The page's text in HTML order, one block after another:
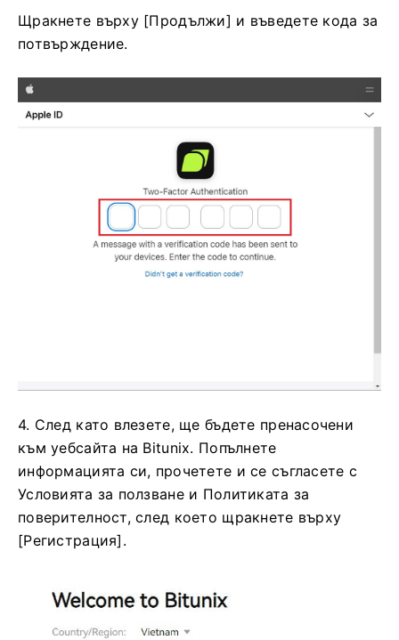
Щракнете върху [Продължи] и въведете кода за
потвърждение.
4. След като влезете, ще бъдете пренасочени
към уебсайта на Bitunix. Попълнете
информацията си, прочетете и се съгласете с
Условията за ползване и Политиката за
поверителност, след което щракнете върху
[Регистрация].